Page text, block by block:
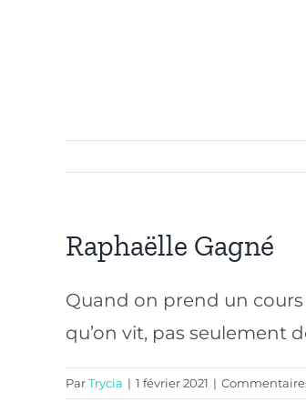
Raphaëlle Gagné
Quand on prend un cours
qu’on vit, pas seulement
ParTrycia | 1 février 2021 |